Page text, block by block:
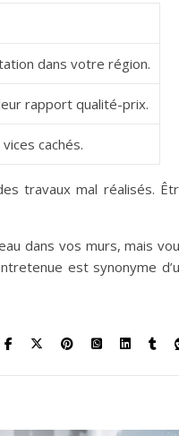
dans votre région.
rapport qualité-prix.
cachés.
travaux mal réalisés.
dans vos murs, mais
est synonyme